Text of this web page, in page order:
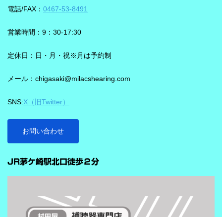
やすくする設計と考えると理解しやすいです。 DNNチップで、騒
Neural Network）チップが搭載されています。 このDNNチップは
を支える役割を担うと説明されています。 さらに、このチップが
作し、1日あたり4.9兆回の演算を行うとされています。 「インテ
ビビアの注目機能の一つが「インテリジェンス フォーカス」で
ストをつけることで、より聞き取りを助ける会話学習を利用した
雑音抑制機能です。※9クラスのみ搭載 重要なのは、この機能
が“周囲の音を全部
ズ」ならより聞き取りやすくしてくれます。 デモ動画で確認 🔽ス
もロックオン機能を使えば、言葉の聞き取りが25％アップ！
電話/FAX： 0467-53-8491
営業時間：9：30-17:30
定休日：日・月・祝※月は予約制
メール：chigasaki@milacshearing.com
SNS:X（旧Twitter）
お問い合わせ
JR茅ケ崎駅北口徒歩２分